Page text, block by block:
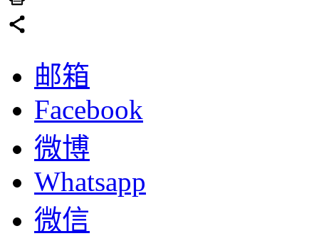
邮箱
Facebook
微博
Whatsapp
微信